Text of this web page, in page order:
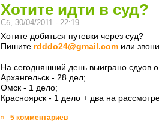
Хотите идти в суд?
Сб, 30/04/2011 - 22:19
Хотите добиться путевки через суд?
Пишите rdddo24@gmail.com или
На сегодняшний день выиграно сдуов
Архангельск - 28 дел;
Омск - 1 дело;
Красноярск - 1 дело + два на
» 5 комментариев